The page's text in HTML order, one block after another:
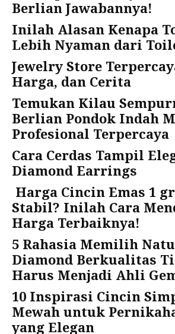
Berlian Jawabannya!
Inilah Alasan Kenapa
Lebih Nyaman dari
Jewelry Store
Harga, dan Cerita
Temukan Kilau
Berlian Pondok Indah
Profesional Terpercaya
Cara Cerdas Tampil
Diamond Earrings
Harga Cincin Emas 1
Stabil? Inilah Cara
Harga Terbaiknya!
5 Rahasia Memilih
Diamond Berkualitas
Harus Menjadi Ahli
10 Inspirasi Cincin
Mewah untuk
yang Elegan